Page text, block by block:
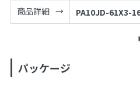
商品詳細
PA10JD-61X3-
パッケージ